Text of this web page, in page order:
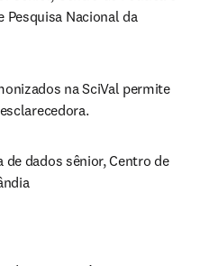
Pesquisa Nacional da
na SciVal permite
dados sênior, Centro de